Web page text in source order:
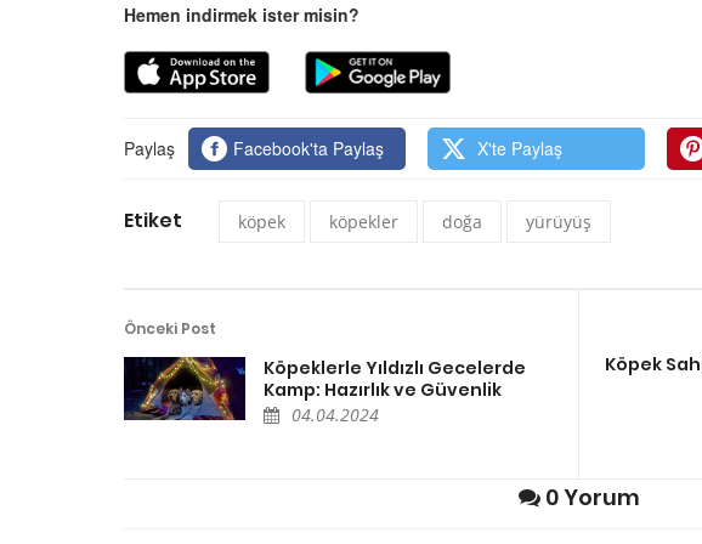
Hemen indirmek ister misin?
Paylaş Facebook'ta Paylaş X'te Paylaş
Etiket köpek köpekler doğa yürüyüş
Önceki Post
Köpeklerle Yıldızlı Gecelerde
Kamp: Hazırlık ve Güvenlik
04.04.2024
Köpek
0 Yorum